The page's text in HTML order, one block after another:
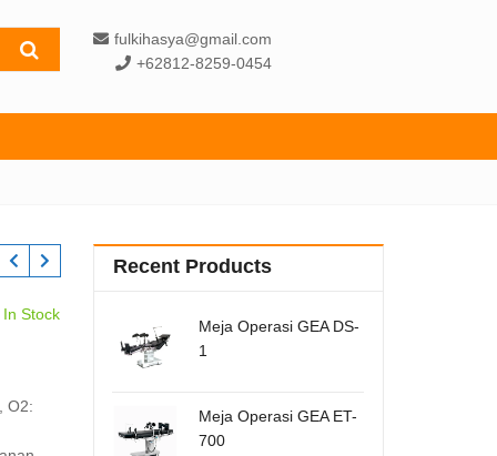
fulkihasya@gmail.com
+62812-8259-0454
In Stock
O2:
Recent Products
Meja Operasi GEA DS-
1
Meja Operasi GEA ET-
700